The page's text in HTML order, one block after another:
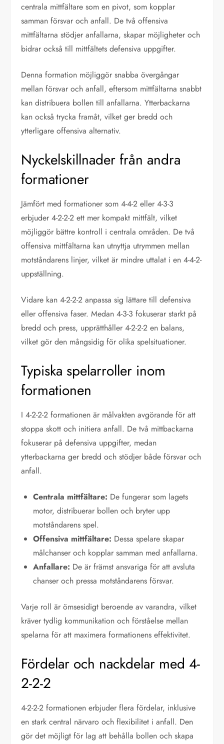
centrala mittfältare som en pivot, som kopplar
samman försvar och anfall. De två offensiva
mittfältarna stödjer anfallarna, skapar möjligheter och
bidrar också till mittfältets defensiva uppgifter.
Denna formation möjliggör snabba övergångar
mellan försvar och anfall, eftersom mittfältarna snabbt
kan distribuera bollen till anfallarna. Ytterbackarna
kan också trycka framåt, vilket ger bredd och
ytterligare offensiva alternativ.
Nyckelskillnader från andra
formationer
Jämfört med formationer som 4-4-2 eller 4-3-3
erbjuder 4-2-2-2 ett mer kompakt mittfält, vilket
möjliggör bättre kontroll i centrala områden. De två
offensiva mittfältarna kan utnyttja utrymmen mellan
motståndarens linjer, vilket är mindre uttalat i en 4-4-2-
uppställning.
Vidare kan 4-2-2-2 anpassa sig lättare till defensiva
eller offensiva faser. Medan 4-3-3 fokuserar starkt på
bredd och press, upprätthåller 4-2-2-2 en balans,
vilket gör den mångsidig för olika spelsituationer.
Typiska spelarroller inom
formationen
I 4-2-2-2 formationen är målvakten avgörande för att
stoppa skott och initiera anfall. De två mittbackarna
fokuserar på defensiva uppgifter, medan
ytterbackarna ger bredd och stödjer både försvar och
anfall.
Centrala mittfältare: De fungerar som lagets
motor, distribuerar bollen och bryter upp
motståndarens spel.
Offensiva mittfältare: Dessa spelare skapar
målchanser och kopplar samman med anfallarna.
Anfallare: De är främst ansvariga för att avsluta
chanser och pressa motståndarens försvar.
Varje roll är ömsesidigt beroende av varandra, vilket
kräver tydlig kommunikation och förståelse mellan
spelarna för att maximera formationens effektivitet.
Fördelar och nackdelar med 4-
2-2-2
4-2-2-2 formationen erbjuder flera fördelar, inklusive
en stark central närvaro och flexibilitet i anfall. Den
gör det möjligt för lag att behålla bollen och skapa